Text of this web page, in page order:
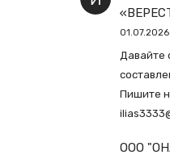
01.07.2026
Давайте
Пишите
ООО